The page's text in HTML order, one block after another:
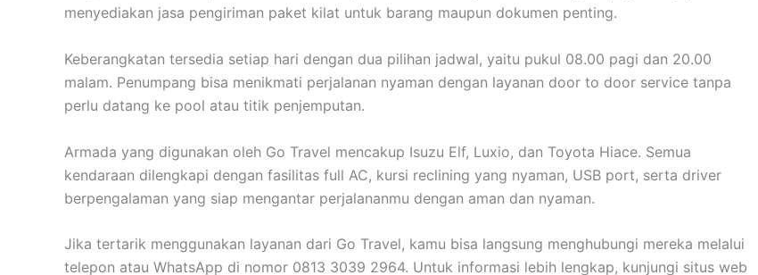
menyediakan jasa pengiriman paket kilat untuk barang maupun dokumen penting.
Keberangkatan tersedia setiap hari dengan dua pilihan jadwal, yaitu pukul 08.00 pagi dan 20.00
malam. Penumpang bisa menikmati perjalanan nyaman dengan layanan door to door service tanpa
perlu datang ke pool atau titik penjemputan.
Armada yang digunakan oleh Go Travel mencakup Isuzu Elf, Luxio, dan Toyota Hiace. Semua
kendaraan dilengkapi dengan fasilitas full AC, kursi reclining yang nyaman, USB port, serta driver
berpengalaman yang siap mengantar perjalananmu dengan aman dan nyaman.
Jika tertarik menggunakan layanan dari Go Travel, kamu bisa langsung menghubungi mereka melalui
telepon atau WhatsApp di nomor 0813 3039 2964. Untuk informasi lebih lengkap, kunjungi situs web